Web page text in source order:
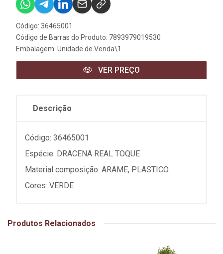
Código: 36465001
Código de Barras do Produto: 7893979019530
Embalagem: Unidade de Venda\1
VER PREÇO
Descrição
Código: 36465001
Espécie: DRACENA REAL TOQUE
Material composição: ARAME, PLASTICO
Cores: VERDE
Produtos Relacionados